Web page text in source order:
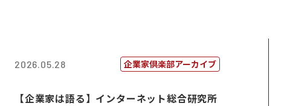
2026.05.28 企業家倶楽部アーカイブ
【企業家は語る】インターネット総合研究所